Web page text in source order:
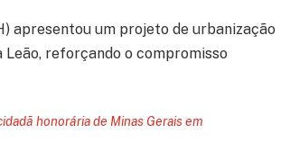
apresentou um projeto de urbanização
reforçando o compromisso
honorária de Minas Gerais em